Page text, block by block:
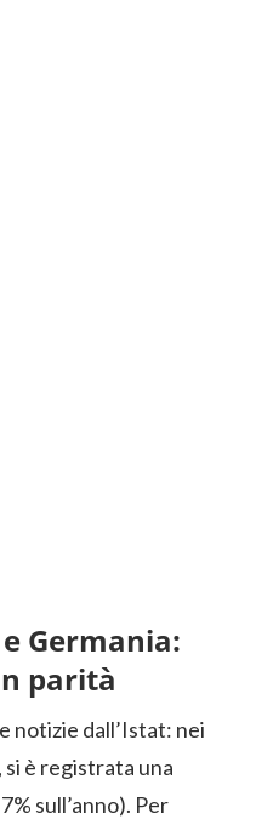
Germania:
parità
notizie dall’Istat: nei
si è registrata una
sull’anno). Per